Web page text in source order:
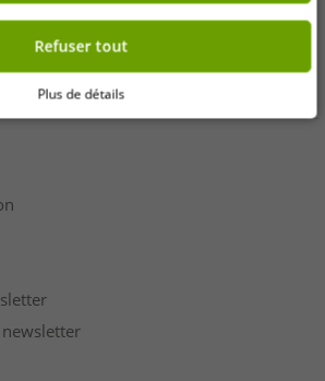
newsletter
Refuser tout
Plus de détails